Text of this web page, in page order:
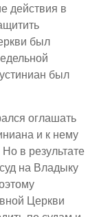
действия в
был
был
оглашать
и к нему
в результате
на Владыку
Церкви